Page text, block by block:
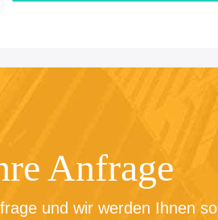
Anfrage
und wir werden Ihnen so